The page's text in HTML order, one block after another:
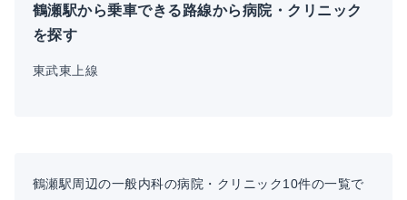
鶴瀬駅から乗車できる路線から病院・クリニック
を探す
東武東上線
鶴瀬駅周辺の一般内科の病院・クリニック10件の一覧で